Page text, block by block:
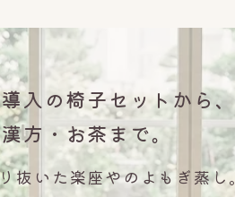
入の椅子セットから
方・お茶まで。
抜いた楽座やのよもぎ蒸